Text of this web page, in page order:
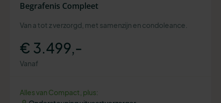
Begrafenis Compleet
Van a tot z verzorgd, met samenzijn en condoleance.
€ 3.499,-
Vanaf
Alles van Compact, plus: